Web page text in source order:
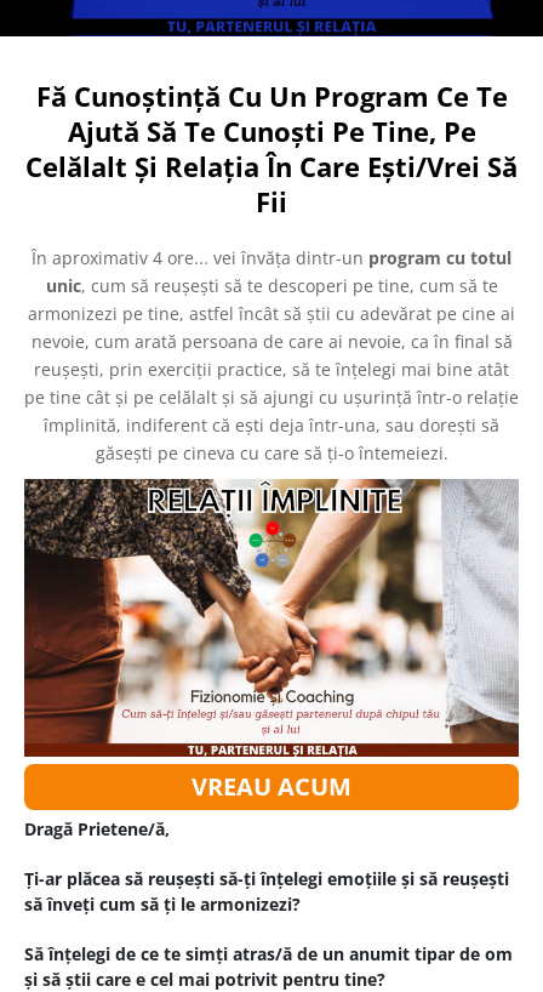
Fă Cunoștință Cu Un Program Ce Te
Ajută Să Te Cunoști Pe Tine, Pe
Celălalt Și Relația În Care Ești/Vrei Să
Fii
În aproximativ 4 ore... vei învăța dintr-un program cu totul
unic, cum să reușești să te descoperi pe tine, cum să te
armonizezi pe tine, astfel încât să știi cu adevărat pe cine ai
nevoie, cum arată persoana de care ai nevoie, ca în final să
reușești, prin exerciții practice, să te înțelegi mai bine atât
pe tine cât și pe celălalt și să ajungi cu ușurință într-o relație
împlinită, indiferent că ești deja într-una, sau dorești să
găsești pe cineva cu care să ți-o întemeiezi.
VREAU ACUM
Dragă Prietene/ă,
Ți-ar plăcea să reușești să-ți înțelegi emoțiile și să reușești
să înveți cum să ți le armonizezi?
Să înțelegi de ce te simți atras/ă de un anumit tipar de om
și să știi care e cel mai potrivit pentru tine?